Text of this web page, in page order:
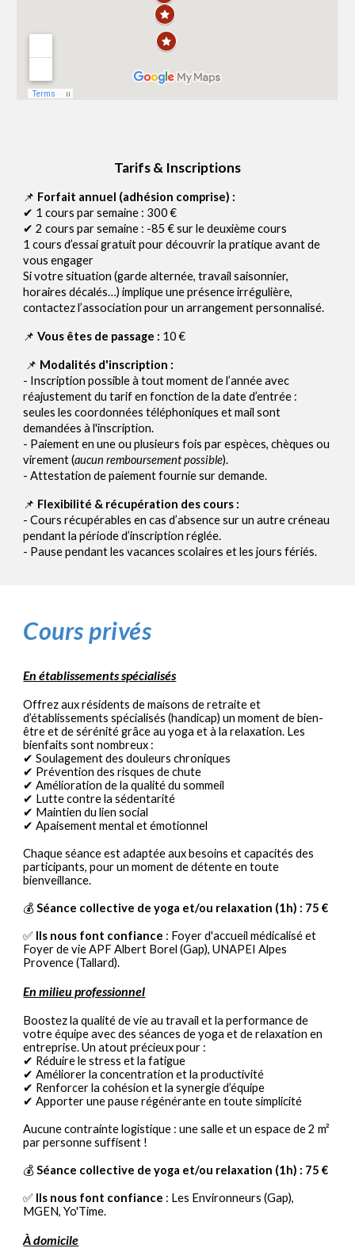
Tarifs & Inscriptions
📌 Forfait annuel (adhésion comprise) :
✔ 1 cours par semaine : 300€
✔ 2 cours par semaine : -85€ sur le deuxième cours
1 cours d’essai gratuit pour découvrir la pratique avant de
vous engager
Si votre situation (garde alternée, travail saisonnier,
horaires décalés…) implique une présence irrégulière,
contactez l’association pour un arrangement personnalisé.
📌Vous êtes de passage : 10€
📌 Modalités d'inscription :
- Inscription possible à tout moment de l’année avec
réajustement du tarif en fonction de la date d’entrée :
seules les coordonnées téléphoniques et mailsont
demandées à l'inscription.
- Paiement en une ou plusieurs fois par espèces, chèques ou
virement (aucun remboursement possible).
-Attestation de paiement fournie sur demande.
📌 Flexibilité & récupération des cours :
- Cours récupérables en cas d’absence sur un autre créneau
pendant la période d’inscription réglée.
- Pause pendant les vacances scolaires et les jours fériés.
Cours privés
En établissements spécialisés
Offrez aux résidents de maisons de retraite et
d’établissements spécialisés (handicap) un moment de bien-
être et de sérénité grâce au yoga et à la relaxation. Les
bienfaits sont nombreux :
✔ Soulagement des douleurs chroniques
✔ Prévention des risques de chute
✔ Amélioration de la qualité du sommeil
✔ Lutte contre la sédentarité
✔ Maintien du lien social
✔ Apaisement mental et émotionnel
Chaque séance est adaptée aux besoins et capacités des
participants, pour un moment de détente en toute
bienveillance.
💰Séance collective de yoga et/ou relaxation (1h) : 75 €
✅ Ils nous font confiance : Foyer d'accueil médicalisé et
Foyer de vie APF Albert Borel (Gap), UNAPEI Alpes
Provence (Tallard).
En milieu professionnel
Boostez la qualité de vie au travail et la performance de
votre équipe avec des séances de yoga et de relaxation en
entreprise. Un atout précieux pour :
✔ Réduire le stress et la fatigue
✔ Améliorer la concentration et la productivité
✔ Renforcer la cohésion et la synergie d’équipe
✔ Apporter une pause régénérante en toute simplicité
Aucune contrainte logistique : une salle et un espace de 2 m²
par personne suffisent !
💰Séance collective de yoga et/ou relaxation (1h) : 75 €
✅ Ils nous font confiance : Les Environneurs (Gap),
MGEN, Yo'Time.
À domicile